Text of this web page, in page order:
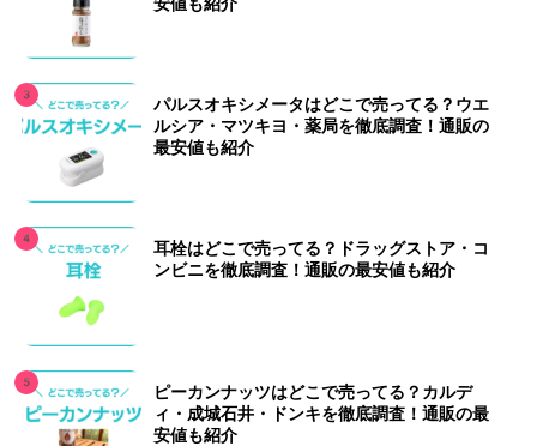
パルスオキシメータはどこで売ってる？ウエ
ルシア・マツキヨ・薬局を徹底調査！通販の
最安値も紹介
耳栓はどこで売ってる？ドラッグストア・コ
ンビニを徹底調査！通販の最安値も紹介
ピーカンナッツはどこで売ってる？カルデ
ィ・成城石井・ドンキを徹底調査！通販の最
安値も紹介